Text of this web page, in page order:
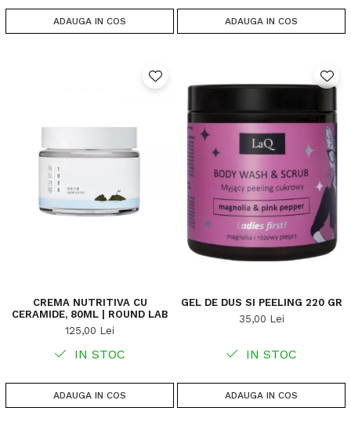
ADAUGA IN COS ADAUGA IN COS
CREMA NUTRITIVA CU
CERAMIDE, 80ML | ROUND LAB
125,00 Lei
IN STOC
ADAUGA IN COS
GEL DE DUS SI PEELING 220 GR
35,00 Lei
IN STOC
ADAUGA IN COS